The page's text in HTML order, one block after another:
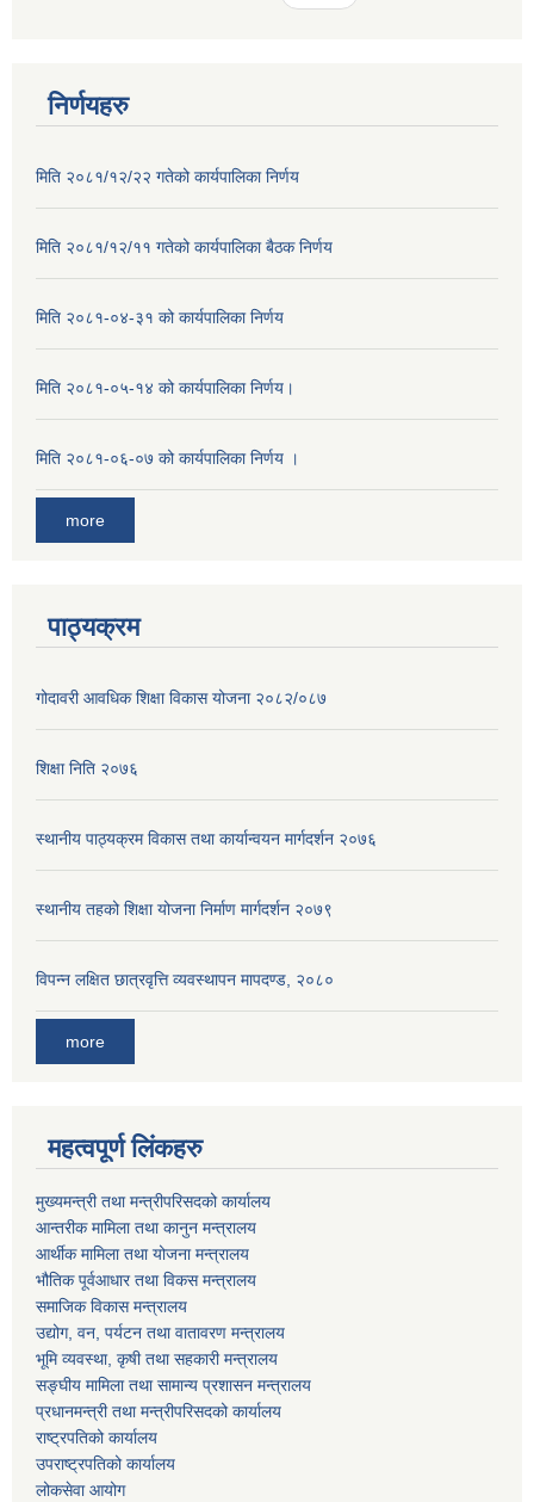
निर्णयहरु
मिति २०८१/१२/२२ गतेको कार्यपालिका निर्णय
मिति २०८१/१२/११ गतेको कार्यपालिका बैठक निर्णय
मिति २०८१-०४-३१ को कार्यपालिका निर्णय
मिति २०८१-०५-१४ को कार्यपालिका निर्णय।
मिति २०८१-०६-०७ को कार्यपालिका निर्णय ।
more
पाठ्यक्रम
गोदावरी आवधिक शिक्षा विकास योजना २०८२/०८७
शिक्षा निति २०७६
स्थानीय पाठ्यक्रम विकास तथा कार्यान्वयन मार्गदर्शन २०७६
स्थानीय तहको शिक्षा योजना निर्माण मार्गदर्शन २०७९
विपन्न लक्षित छात्रवृत्ति व्यवस्थापन मापदण्ड, २०८०
more
महत्वपूर्ण लिंकहरु
मुख्यमन्त्री तथा मन्त्रीपरिसदको कार्यालय
आन्तरीक मामिला तथा कानुन मन्त्रालय
आर्थीक मामिला तथा योजना मन्त्रालय
भौतिक पूर्वआधार तथा विकस मन्त्रालय
समाजिक विकास मन्त्रालय
उद्योग, वन, पर्यटन तथा वातावरण मन्त्रालय
भूमि व्यवस्था, कृषी तथा सहकारी मन्त्रालय
सङ्घीय मामिला तथा सामान्य प्रशासन मन्त्रालय
प्रधानमन्त्री तथा मन्त्रीपरिसदको कार्यालय
राष्ट्रपतिको कार्यालय
उपराष्ट्रपतिको कार्यालय
लोकसेवा आयोग